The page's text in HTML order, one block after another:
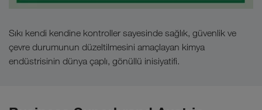
Sıkı kendi kendine kontroller sayesinde sağlık, güvenlik ve
çevre durumunun düzeltilmesini amaçlayan kimya
endüstrisinin dünya çaplı, gönüllü inisiyatifi.